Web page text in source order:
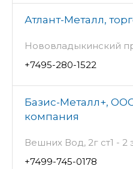
Атлант-Металл,
Нововладыкинский
+7495-280-1522
Базис-Металл+,
компания
Вешних Вод, 2г ст1 - 2
+7499-745-0178